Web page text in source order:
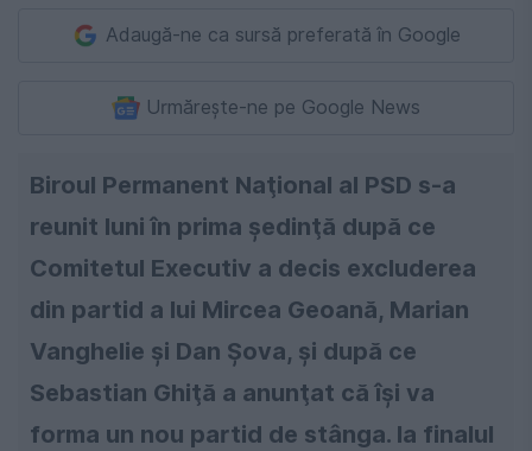
Adaugă-ne ca sursă preferată în Google
Urmărește-ne pe Google News
Biroul Permanent Naţional al PSD s-a
reunit luni în prima şedinţă după ce
Comitetul Executiv a decis excluderea
din partid a lui Mircea Geoană, Marian
Vanghelie şi Dan Şova, şi după ce
Sebastian Ghiţă a anunţat că îşi va
forma un nou partid de stânga. la finalul